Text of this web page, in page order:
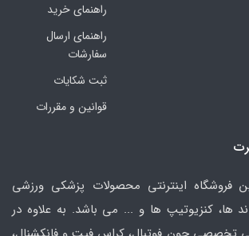
راهنمای خرید
راهنمای ارسال
سفارشات
ثبت شکایات
قوانین و مقررات
فروشگاه اینترنتی محصولات پزشکی ورزشی
ها، کنزیوتیپ ها و ... می باشد. به علاوه در